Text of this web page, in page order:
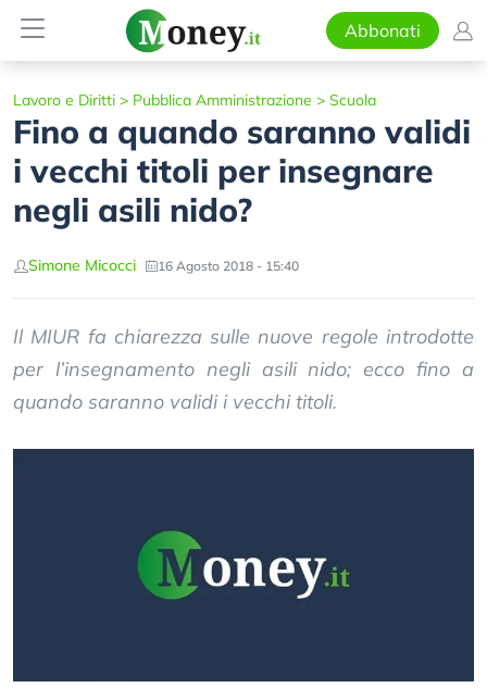
Abbonati
Lavoro e Diritti > Pubblica Amministrazione > Scuola
Fino a quando saranno validi
i vecchi titoli per insegnare
negli asili nido?
Simone Micocci 16 Agosto 2018 - 15:40
Il MIUR fa chiarezza sulle nuove regole introdotte
per l’insegnamento negli asili nido; ecco fino a
quando saranno validi i vecchi titoli.